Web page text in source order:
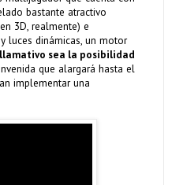
bastante atractivo
3D, realmente) e
luces dinámicas, un motor
sea la posibilidad
que alargará hasta el
implementar una